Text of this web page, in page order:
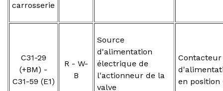
carrosserie
C31-29
(+BM) -
C31-59 (E1)
R - W-
B
Source
d'alimentation
électrique de
l'actionneur de la
valve
Contacteur
en position